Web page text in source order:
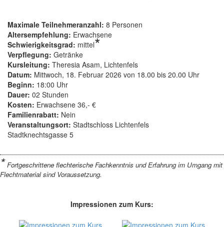
Maximale Teilnehmeranzahl: 8 Personen
Altersempfehlung: Erwachsene
Schwierigkeitsgrad: mittel*
Verpflegung: Getränke
Kursleitung: Theresia Asam, Lichtenfels
Datum: Mittwoch, 18. Februar 2026 von 18.00 bis 20.00 Uhr
Beginn: 18:00 Uhr
Dauer: 02 Stunden
Kosten: Erwachsene 36,- €
Familienrabatt: Nein
Veranstaltungsort: Stadtschloss Lichtenfels
Stadtknechtsgasse 5
* Fortgeschrittene flechterische Fachkenntnis und Erfahrung im Umgang mit
Flechtmaterial sind Voraussetzung.
Impressionen zum Kurs: